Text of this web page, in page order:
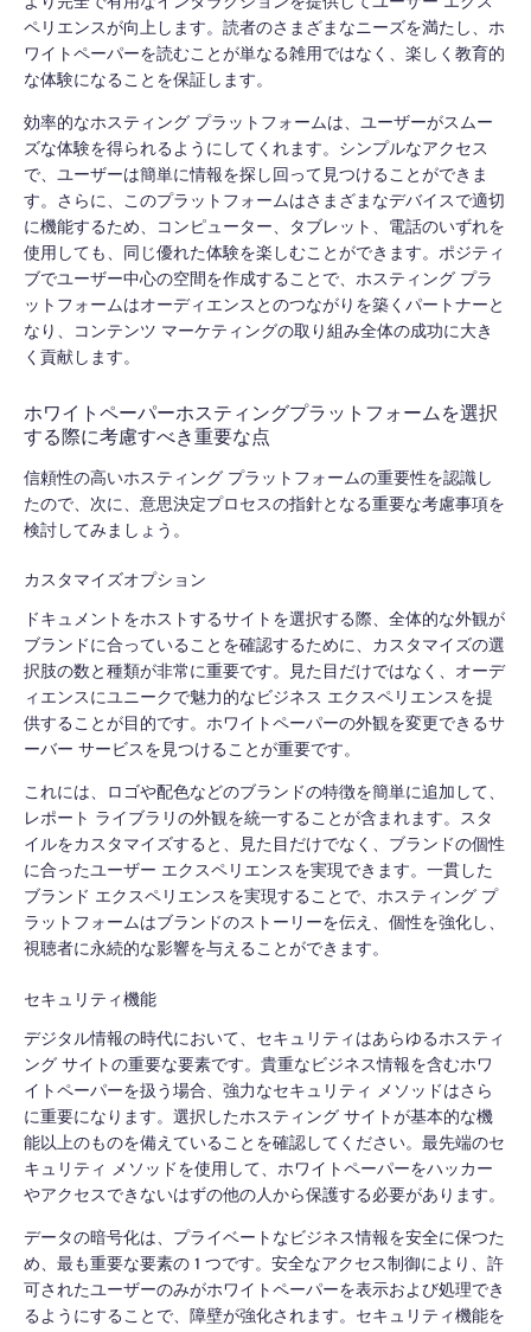
ペリエンスが向上します。読者のさまざまなニーズを満たし、ホ
ワイトペーパーを読むことが単なる雑用ではなく、楽しく教育的
な体験になることを保証します。
効率的なホスティング プラットフォームは、ユーザーがスムー
ズな体験を得られるようにしてくれます。シンプルなアクセス
で、ユーザーは簡単に情報を探し回って見つけることができま
す。さらに、このプラットフォームはさまざまなデバイスで適切
に機能するため、コンピューター、タブレット、電話のいずれを
使用しても、同じ優れた体験を楽しむことができます。ポジティ
ブでユーザー中心の空間を作成することで、ホスティング プラ
ットフォームはオーディエンスとのつながりを築くパートナーと
なり、コンテンツ マーケティングの取り組み全体の成功に大き
く貢献します。
ホワイトペーパーホスティングプラットフォームを選択
する際に考慮すべき重要な点
信頼性の高いホスティング プラットフォームの重要性を認識し
たので、次に、意思決定プロセスの指針となる重要な考慮事項を
検討してみましょう。
カスタマイズオプション
ドキュメントをホストするサイトを選択する際、全体的な外観が
ブランドに合っていることを確認するために、カスタマイズの選
択肢の数と種類が非常に重要です。見た目だけではなく、オーデ
ィエンスにユニークで魅力的なビジネス エクスペリエンスを提
供することが目的です。ホワイトペーパーの外観を変更できるサ
ーバー サービスを見つけることが重要です。
これには、ロゴや配色などのブランドの特徴を簡単に追加して、
レポート ライブラリの外観を統一することが含まれます。スタ
イルをカスタマイズすると、見た目だけでなく、ブランドの個性
に合ったユーザー エクスペリエンスを実現できます。一貫した
ブランド エクスペリエンスを実現することで、ホスティング プ
ラットフォームはブランドのストーリーを伝え、個性を強化し、
視聴者に永続的な影響を与えることができます。
セキュリティ機能
デジタル情報の時代において、セキュリティはあらゆるホスティ
ング サイトの重要な要素です。貴重なビジネス情報を含むホワ
イトペーパーを扱う場合、強力なセキュリティ メソッドはさら
に重要になります。選択したホスティング サイトが基本的な機
能以上のものを備えていることを確認してください。最先端のセ
キュリティ メソッドを使用して、ホワイトペーパーをハッカー
やアクセスできないはずの他の人から保護する必要があります。
データの暗号化は、プライベートなビジネス情報を安全に保つた
め、最も重要な要素の 1 つです。安全なアクセス制御により、許
可されたユーザーのみがホワイトペーパーを表示および処理でき
るようにすることで、障壁が強化されます。セキュリティ機能を